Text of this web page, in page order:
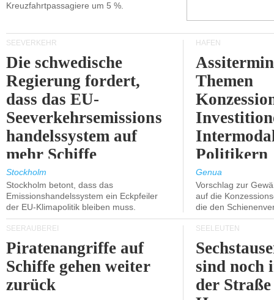
Kreuzfahrtpassagiere um 5 %.
SEEVERKEHR
Die schwedische
Regierung fordert,
dass das EU-
Seeverkehrsemissions
handelssystem auf
mehr Schiffe
ausgeweitet wird.
Stockholm
Stockholm betont, dass das
Emissionshandelssystem ein Eckpfeiler
der EU-Klimapolitik bleiben muss.
HÄFEN
Themen
Politikern
Genua
Vorschlag zur
auf die
die den
SEERÄUBEREI
Piratenangriffe auf
Schiffe gehen weiter
zurück
SEELEUTEN
sind noch
der